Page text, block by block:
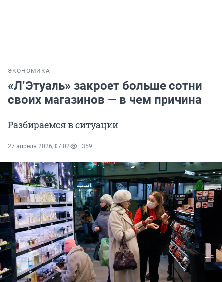
ЭКОНОМИКА
«Л’Этуаль» закроет больше сотни
своих магазинов — в чем причина
Разбираемся в ситуации
27 апреля 2026, 07:02 359